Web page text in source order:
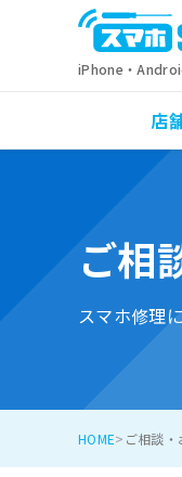
iPhone・
店
ご相
スマホ修理
HOME ご相談・